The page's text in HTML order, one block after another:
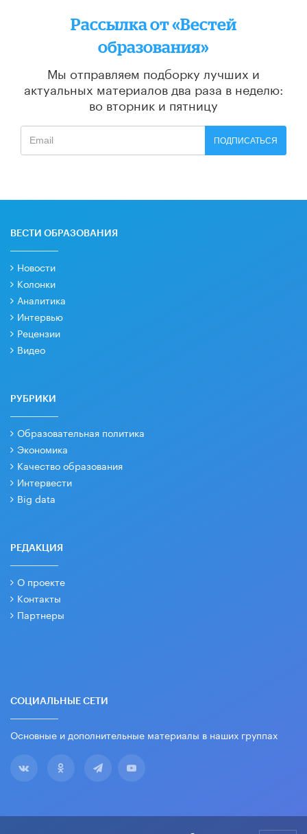
Рассылка от «Вестей
образования»
Мы отправляем подборку лучших и
актуальных материалов два раза в неделю:
во вторник и пятницу
ПОДПИСАТЬСЯ
ВЕСТИ ОБРАЗОВАНИЯ
Новости
Колонки
Аналитика
Интервью
Рецензии
Видео
РУБРИКИ
Образовательная политика
Экономика
Качество образования
Интервести
Big data
РЕДАКЦИЯ
О проекте
Контакты
Партнеры
СОЦИАЛЬНЫЕ СЕТИ
Основные и дополнительные материалы в наших группах